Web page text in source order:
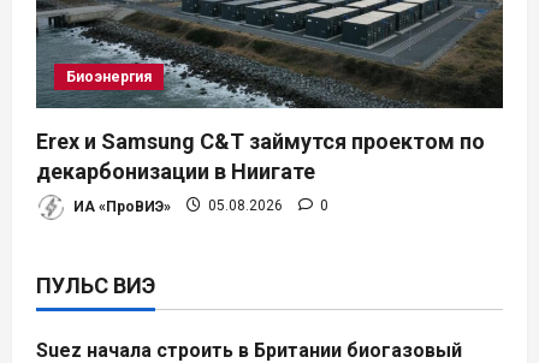
Биоэнергия
Erex и Samsung C&T займутся проектом по
декарбонизации в Ниигате
ИА «ПроВИЭ» 05.08.2026 0
ПУЛЬС ВИЭ
Suez начала строить в Британии биогазовый